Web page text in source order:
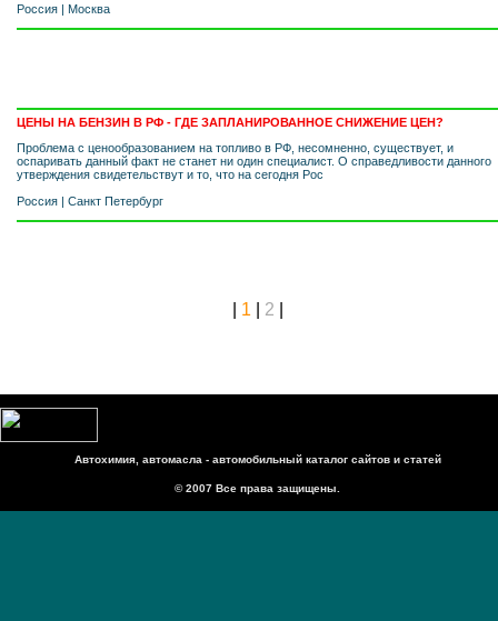
Россия | Москва
ЦЕНЫ НА БЕНЗИН В РФ - ГДЕ ЗАПЛАНИРОВАННОЕ СНИЖЕНИЕ ЦЕН?
Проблема с ценообразованием на топливо в РФ, несомненно, существует, и
оспаривать данный факт не станет ни один специалист. О справедливости данного
утверждения свидетельствут и то, что на сегодня Рос
Россия | Санкт Петербург
1 2
Автохимия, автомасла - автомобильный каталог сайтов и статей
© 2007 Все права защищены.